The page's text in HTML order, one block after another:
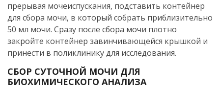
прерывая мочеиспускания, подставить контейнер
для сбора мочи, в который собрать приблизительно
50 мл мочи. Сразу после сбора мочи плотно
закройте контейнер завинчивающейся крышкой и
принести в поликлинику для исследования.
СБОР СУТОЧНОЙ МОЧИ ДЛЯ
БИОХИМИЧЕСКОГО АНАЛИЗА